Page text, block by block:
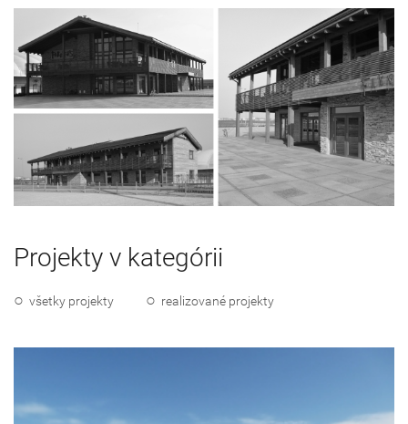
Projekty v kategórii
všetky projekty realizované projekty